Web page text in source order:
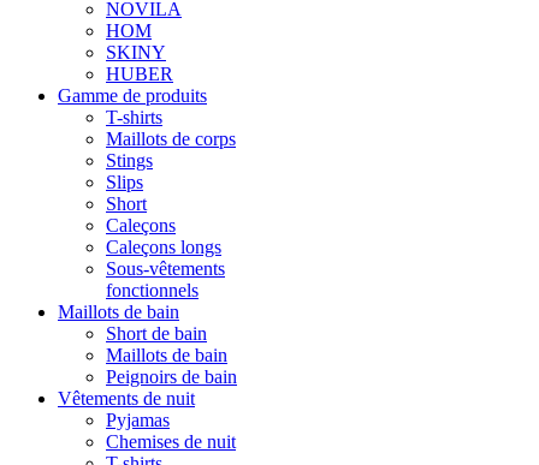
NOVILA
HOM
SKINY
HUBER
Gamme de produits
T-shirts
Maillots de corps
Stings
Slips
Short
Caleçons
Caleçons longs
Sous-vêtements
fonctionnels
Maillots de bain
Short de bain
Maillots de bain
Peignoirs de bain
Vêtements de nuit
Pyjamas
Chemises de nuit